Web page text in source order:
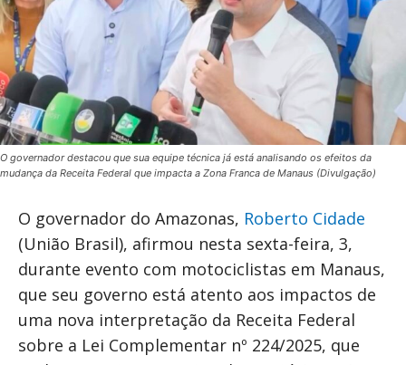
O governador destacou que sua equipe técnica já está analisando os efeitos da
mudança da Receita Federal que impacta a Zona Franca de Manaus (Divulgação)
O governador do Amazonas, Roberto Cidade
(União Brasil), afirmou nesta sexta-feira, 3,
durante evento com motociclistas em Manaus,
que seu governo está atento aos impactos de
uma nova interpretação da Receita Federal
sobre a Lei Complementar nº 224/2025, que